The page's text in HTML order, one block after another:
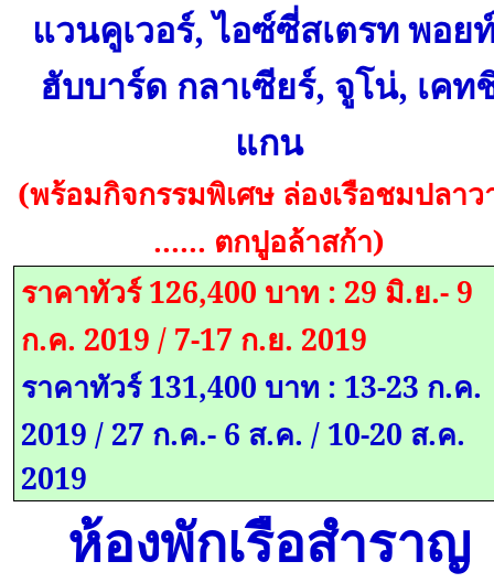
แวนคูเวอร์, ไอซ์ซี่สเตรท พอย
ฮับบาร์ด กลาเซียร์, จูโน่, เคท
แกน
(พร้อมกิจกรรมพิเศษ ล่องเรือชมปลา
...... ตกปูอล้าสก้า)
ราคาทัวร์126,400 บาท : 29 มิ.ย.- 9
ก.ค. 2019 / 7-17 ก.ย. 2019
ราคาทัวร์131,400 บาท : 13-23 ก.ค.
2019 / 27 ก.ค.- 6 ส.ค. / 10-20 ส.ค.
2019
ห้องพักเรือสำราญ